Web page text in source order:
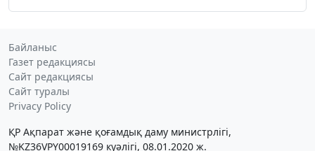
Байланыс
Газет редакциясы
Сайт редакциясы
Сайт туралы
Privacy Policy
ҚР Ақпарат және қоғамдық даму министрлігі,
№KZ36VPY00019169 куәлігі, 08.01.2020 ж.